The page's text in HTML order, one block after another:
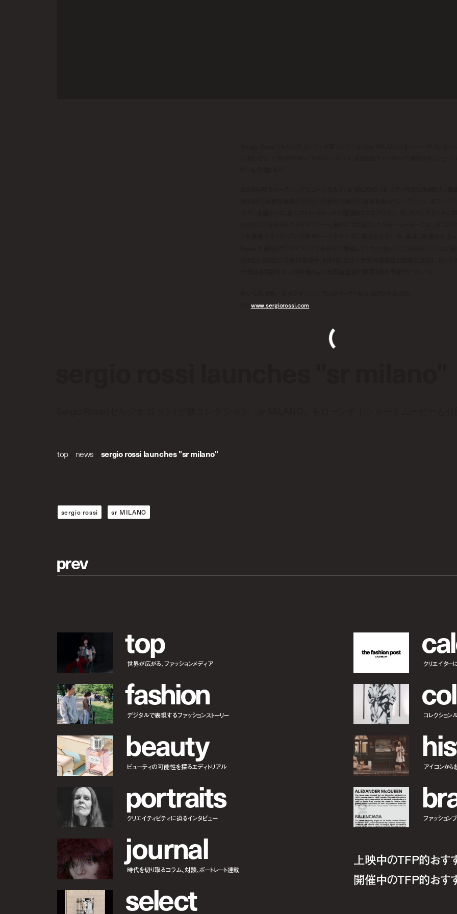
www.sergiorossi.com
top/ news sergio rossi launches "sr milano"
sergio rossi sr MILANO
prev
top
世界が広がる、ファッションメディア
fashion
デジタルで表現するファッションストーリー
beauty
ビューティの可能性を探るエディトリアル
portraits
クリエイティビティに迫るインタビュー
journal
時代を切り取るコラム、対談、ポートレート連載
select
cal
クリエイター
col
コレクション
his
アイコンから
br
ファッション
上映中のTFP的おす
開催中のTFP的おす